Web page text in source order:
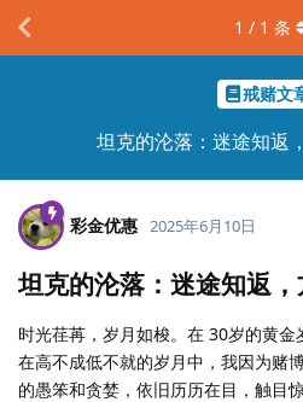
戒赌文
坦克的沦落：迷途知返
1 / 1 条
彩金优惠 2025年6月10日
坦克的沦落：迷途知返，
时光荏苒，岁月如梭。在 30岁的黄金
在高不成低不就的岁月中，我因为赌
的愚笨和贪婪，依旧历历在目，触目